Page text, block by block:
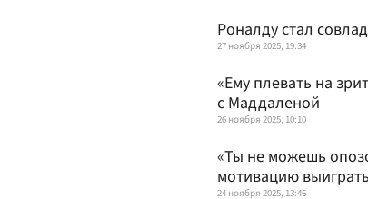
Роналду стал
27 ноября 2025, 19:34
«Ему плевать на
с Маддаленой
26 ноября 2025, 10:10
«Ты не можешь
мотивацию выиграть
24 ноября 2025, 13:46